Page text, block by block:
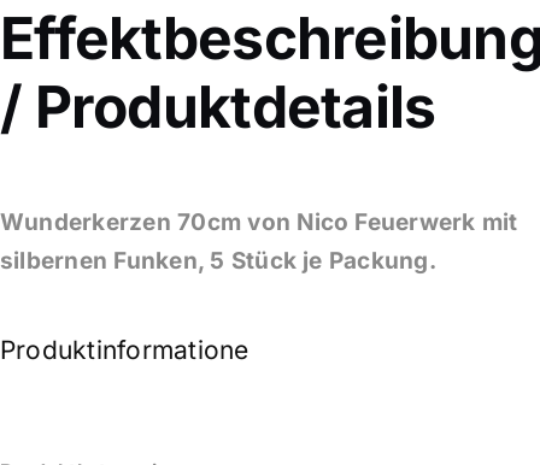
/ Produktdetails
Wunderkerzen 70cm von Nico Feuerwerk mit
silbernen Funken, 5 Stück je Packung.
Produktinformationen